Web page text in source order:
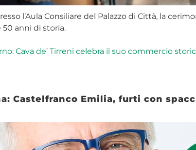
l’Aula Consiliare del Palazzo di Città, la
anni di storia.
Cava de’ Tirreni celebra il suo commercio
Castelfranco Emilia, furti con